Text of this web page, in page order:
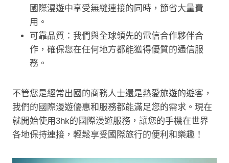
國際漫遊中享受無縫連接的同時，節省大量費
用。
可靠品質：我們與全球領先的電信合作夥伴合
作，確保您在任何地方都能獲得優質的通信服
務。
不管您是經常出國的商務人士還是熱愛旅遊的遊客，
我們的國際漫遊優惠和服務都能滿足您的需求。現在
就開始使用3hk的國際漫遊服務，讓您的手機在世界
各地保持連接，輕鬆享受國際旅行的便利和樂趣！